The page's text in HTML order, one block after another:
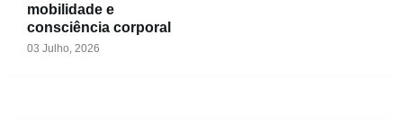
mobilidade e
consciência corporal
03 Julho, 2026